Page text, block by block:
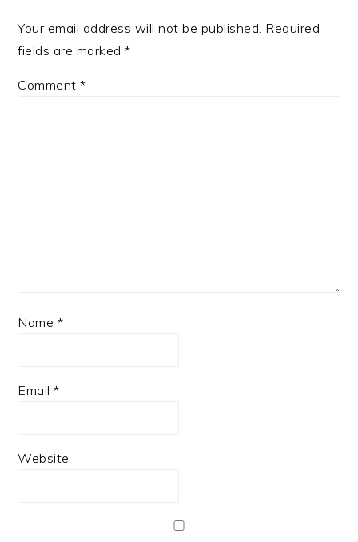
Your email address will not be published. Required
fields are marked*
Comment*
Name *
Email*
Website